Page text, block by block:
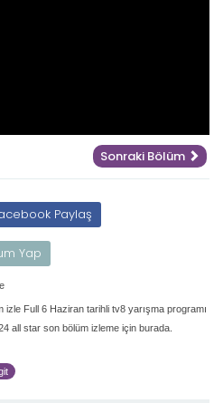
Sonraki Bölüm
Paylaş
Yap
izle Full 6 Haziran tarihli tv8 yarışma programı
all star son bölüm izleme için burada.